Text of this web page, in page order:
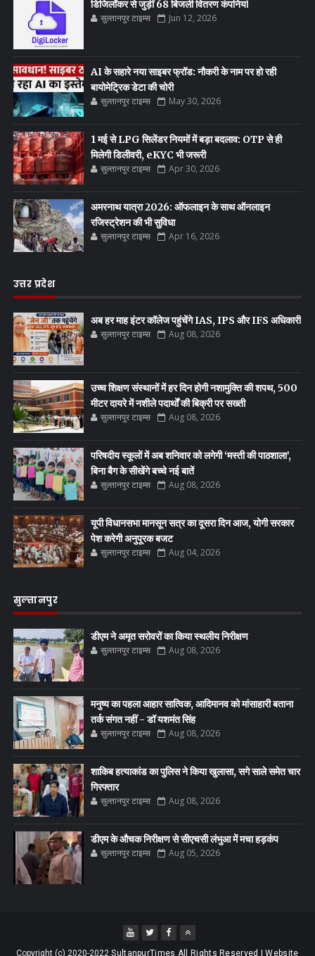
डिजिलॉकर से जुड़ीं 68 बिजली वितरण कंपनियां
सुल्तानपुर टाइम्स Jun 12, 2026
AI के सहारे नया साइबर फ्रॉड: नौकरी के नाम पर हो रही
बायोमेट्रिक डेटा की चोरी
सुल्तानपुर टाइम्स May 30, 2026
1 मई से LPG सिलेंडर नियमों में बड़ा बदलाव: OTP से ही
मिलेगी डिलीवरी, eKYC भी जरूरी
सुल्तानपुर टाइम्स Apr 30, 2026
अमरनाथ यात्रा 2026: ऑफलाइन के साथ ऑनलाइन
रजिस्ट्रेशन की भी सुविधा
सुल्तानपुर टाइम्स Apr 16, 2026
उत्तर प्रदेश
अब हर माह इंटर कॉलेज पहुंचेंगे IAS, IPS और IFS अधिकारी
सुल्तानपुर टाइम्स Aug 08, 2026
उच्च शिक्षण संस्थानों में हर दिन होगी नशामुक्ति की शपथ, 500
मीटर दायरे में नशीले पदार्थों की बिक्री पर सख्ती
सुल्तानपुर टाइम्स Aug 08, 2026
परिषदीय स्कूलों में अब शनिवार को लगेगी ‘मस्ती की पाठशाला’,
बिना बैग के सीखेंगे बच्चे नई बातें
सुल्तानपुर टाइम्स Aug 08, 2026
यूपी विधानसभा मानसून सत्र का दूसरा दिन आज, योगी सरकार
पेश करेगी अनुपूरक बजट
सुल्तानपुर टाइम्स Aug 04, 2026
सुल्तानपुर
डीएम ने अमृत सरोवरों का किया स्थलीय निरीक्षण
सुल्तानपुर टाइम्स Aug 08, 2026
मनुष्य का पहला आहार सात्विक, आदिमानव को मांसाहारी बताना
तर्क संगत नहीं - डॉ यशमंत सिंह
सुल्तानपुर टाइम्स Aug 08, 2026
शाकिब हत्याकांड का पुलिस ने किया खुलासा, सगे साले समेत चार
गिरफ्तार
सुल्तानपुर टाइम्स Aug 08, 2026
डीएम के औचक निरीक्षण से सीएचसी लंभुआ में मचा हड़कंप
सुल्तानपुर टाइम्स Aug 05, 2026
Copyright (c) 2020-2022SultanpurTimes All Rights Reserved | Website